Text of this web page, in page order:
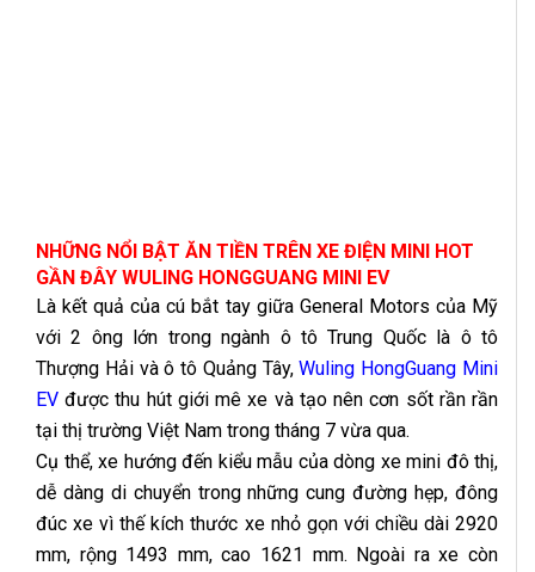
NHỮNG NỔI BẬT ĂN TIỀN TRÊN XE ĐIỆN MINI HOT
GẦN ĐÂY WULING HONGGUANG MINI EV
Là kết quả của cú bắt tay giữa General Motors của Mỹ
với 2 ông lớn trong ngành ô tô Trung Quốc là ô tô
Thượng Hải và ô tô Quảng Tây,Wuling HongGuang Mini
EV được thu hút giới mê xe và tạo nên cơn sốt rần rần
tại thị trường Việt Nam trong tháng 7 vừa qua.
Cụ thể, xe hướng đến kiểu mẫu của dòng xe mini đô thị,
dễ dàng di chuyển trong những cung đường hẹp, đông
đúc xe vì thế kích thước xe nhỏ gọn với chiều dài 2920
mm, rộng 1493 mm, cao 1621 mm. Ngoài ra xe còn